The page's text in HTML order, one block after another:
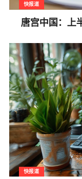
快报道
唐宫中国：上
快报道